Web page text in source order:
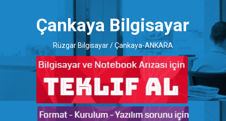
Çankaya Bilgisayar
Rüzgar Bilgisayar / Çankaya-ANKARA